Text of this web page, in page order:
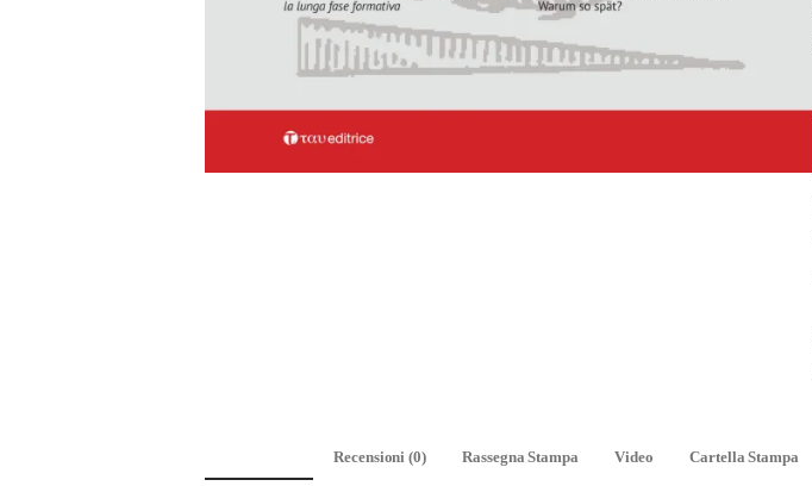
Recensioni (0) Rassegna Stampa Video Cartella Stampa